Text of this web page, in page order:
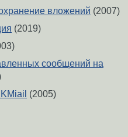
вложений (2007)
(2019)
сообщений на
(2005)